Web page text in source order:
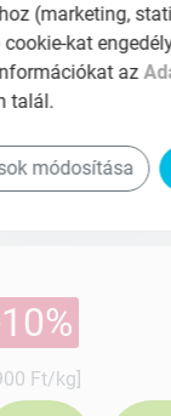
Ft/kg]
(marketing,
kat
az
talál.
módosítása